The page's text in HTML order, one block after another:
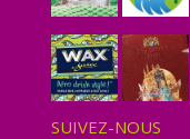
SUIVEZ-NOUS